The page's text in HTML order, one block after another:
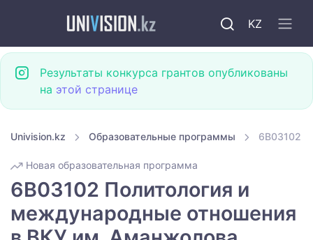
KZ
Результаты конкурса грантов опубликованы
на этой странице
Univision.kz Образовательные программы 6B03102
Новая образовательная программа
6B03102 Политология и
международные отношения